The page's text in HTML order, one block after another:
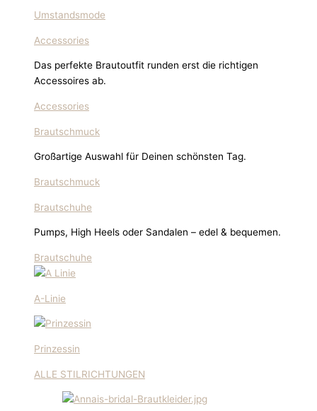
Umstandsmode
Accessories
Das perfekte Brautoutfit runden erst die richtigen
Accessoires ab.
Accessories
Brautschmuck
Großartige Auswahl für Deinen schönsten Tag.
Brautschmuck
Brautschuhe
Pumps, High Heels oder Sandalen – edel & bequemen.
Brautschuhe
A-Linie
Prinzessin
ALLE STILRICHTUNGEN